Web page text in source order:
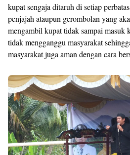
kupat sengaja ditaruh di setiap
penjajah ataupun gerombolan yang
mengambil kupat tidak sampai masuk
tidak mengganggu masyarakat
masyarakat juga aman dengan cara